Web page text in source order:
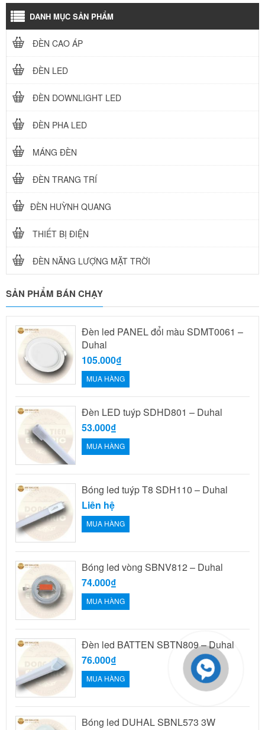
DANH MỤC SẢN PHẨM
ĐÈN CAO ÁP
ĐÈN LED
ĐÈN DOWNLIGHT LED
ĐÈN PHA LED
MÁNG ĐÈN
ĐÈN TRANG TRÍ
ĐÈN HUỲNH QUANG
THIẾT BỊ ĐIỆN
ĐÈN NĂNG LƯỢNG MẶT TRỜI
SẢN PHẨM BÁN CHẠY
Đèn led PANEL đổi màu SDMT0061 –
Duhal
105.000₫
MUA HÀNG
Đèn LED tuýp SDHD801 – Duhal
53.000₫
MUA HÀNG
Bóng led tuýp T8 SDH110 – Duhal
Liên hệ
MUA HÀNG
Bóng led vòng SBNV812 – Duhal
74.000₫
MUA HÀNG
Đèn led BATTEN SBTN809 – Duhal
76.000₫
MUA HÀNG
Bóng led DUHAL SBNL573 3W